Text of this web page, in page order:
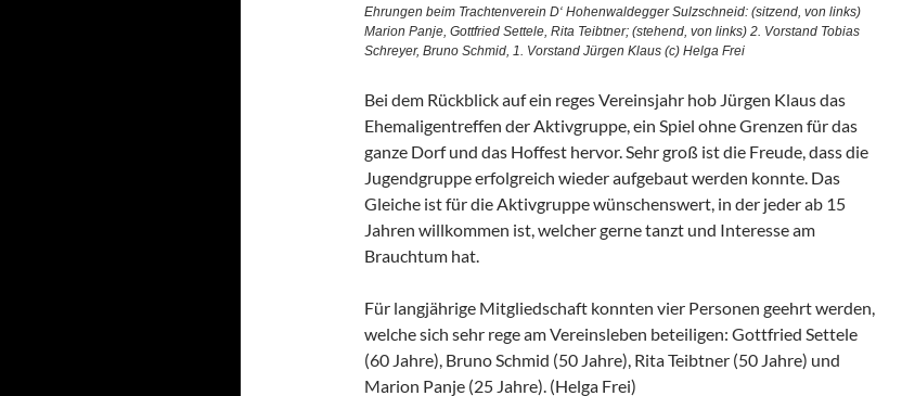
Ehrungen beim Trachtenverein D‘ Hohenwaldegger Sulzschneid: (sitzend, von links)
Marion Panje, Gottfried Settele, Rita Teibtner; (stehend, von links) 2. Vorstand Tobias
Schreyer, Bruno Schmid, 1. Vorstand Jürgen Klaus (c) Helga Frei
Bei dem Rückblick auf ein reges Vereinsjahr hob Jürgen Klaus das
Ehemaligentreffen der Aktivgruppe, ein Spiel ohne Grenzen für das
ganze Dorf und das Hoffest hervor. Sehr groß ist die Freude, dass die
Jugendgruppe erfolgreich wieder aufgebaut werden konnte. Das
Gleiche ist für die Aktivgruppe wünschenswert, in der jeder ab 15
Jahren willkommen ist, welcher gerne tanzt und Interesse am
Brauchtum hat.
Für langjährige Mitgliedschaft konnten vier Personen geehrt werden,
welche sich sehr rege am Vereinsleben beteiligen: Gottfried Settele
(60 Jahre), Bruno Schmid (50 Jahre), Rita Teibtner (50 Jahre) und
Marion Panje (25 Jahre). (Helga Frei)